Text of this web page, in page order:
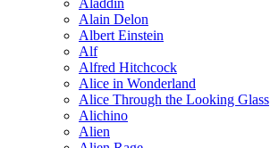
Aladdin
Alain Delon
Albert Einstein
Alf
Alfred Hitchcock
Alice in Wonderland
Alice Through the Looking Glass
Alichino
Alien